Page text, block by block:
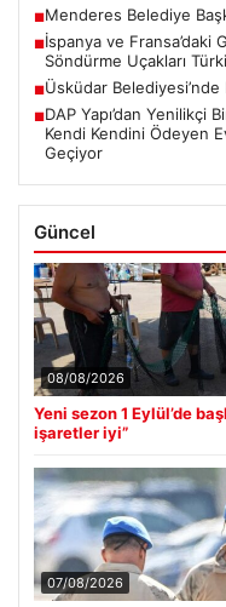
■Menderes Belediye
■İspanya ve Fransa’daki
Söndürme Uçakları
■Üsküdar
■DAP Yapı’dan Yenilikçi
Kendi Kendini Ödeyen
Geçiyor
Güncel
08/08/2026
Yeni sezon 1 Eylül’de
işaretler iyi”
07/08/2026